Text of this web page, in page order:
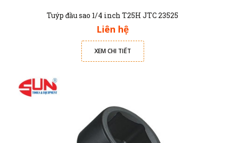
Tuýp đầu sao 1/4 inch T25H JTC 23525
Liên hệ
XEM CHI TIẾT